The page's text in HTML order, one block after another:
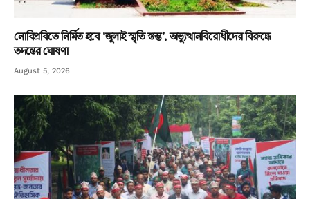
নোবিপ্রবিতে নির্মিত হবে ‘জুলাই স্মৃতি স্তম্ভ’, অভ্যুত্থানবিরোধীদের বিরুদ্ধে
তদন্তের ঘোষণা
August 5, 2026